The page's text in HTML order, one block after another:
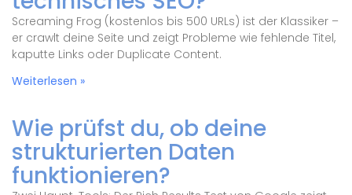
Screaming Frog (kostenlos bis 500 URLs) ist der Klassiker –
er crawlt deine Seite und zeigt Probleme wie fehlende Titel,
kaputte Links oder Duplicate Content.
Weiterlesen »
Wie prüfst du, ob deine
strukturierten Daten
funktionieren?